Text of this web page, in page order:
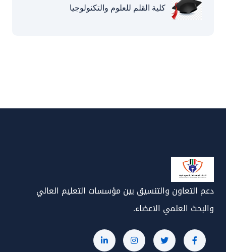
كلية القلم للعلوم والتكنولوجيا
دعم التعاون والتنسيق بين مؤسسات التعليم العالي
والبحث العلمي الاعضاء.